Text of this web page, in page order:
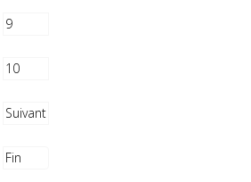
9
10
Suivant
Fin